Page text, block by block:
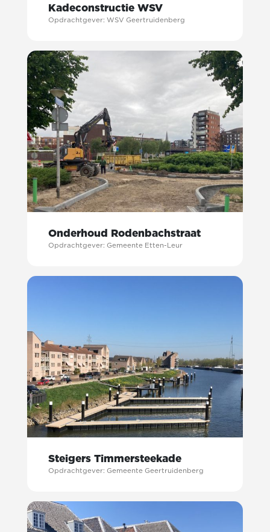
Kadeconstructie WSV
Opdrachtgever: WSV Geertruidenberg
Onderhoud Rodenbachstraat
Opdrachtgever: Gemeente Etten-Leur
Steigers Timmersteekade
Opdrachtgever: Gemeente Geertruidenberg